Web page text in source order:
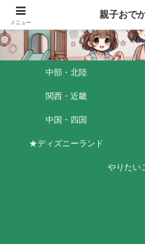
中部・北陸
関西・近畿
中国・四国
★ディズニーランド
やりたい
メニュー
親子おで